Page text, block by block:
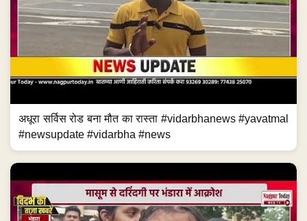
अधूरा सर्विस रोड बना मौत का रास्ता #vidarbhanews #yavatmal
#newsupdate #vidarbha #news